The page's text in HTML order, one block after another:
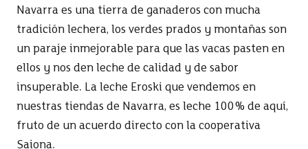
Navarra es una tierra de ganaderos con mucha
tradición lechera, los verdes prados y montañas son
un paraje inmejorable para que las vacas pasten en
ellos y nos den leche de calidad y de sabor
insuperable. La leche Eroski que vendemos en
nuestras tiendas de Navarra, es leche 100% de aquí,
fruto de un acuerdo directo con la cooperativa
Saiona.